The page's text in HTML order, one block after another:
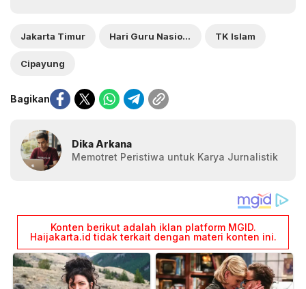
Jakarta Timur Hari Guru Nasional 2024 TK Islam
Cipayung
Bagikan
Dika Arkana
Memotret Peristiwa untuk Karya Jurnalistik